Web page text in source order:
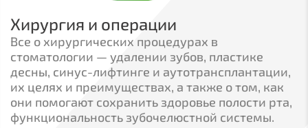
Хирургия и операции
Все о хирургических процедурах в
стоматологии — удалении зубов, пластике
десны, синус-лифтинге и аутотрансплантации,
их целях и преимуществах, а также о том, как
они помогают сохранить здоровье полости рта,
функциональность зубочелюстной системы.